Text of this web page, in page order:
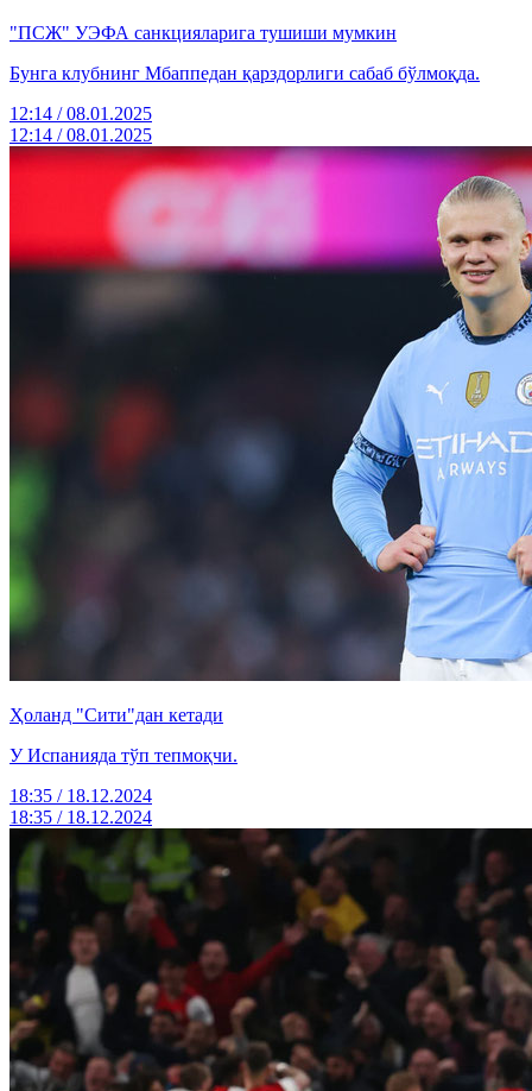
"ПСЖ" УЭФА санкцияларига тушиши мумкин
Бунга клубнинг Мбаппедан қарздорлиги сабаб бўлмоқда.
12:14 / 08.01.2025
12:14 / 08.01.2025
Ҳоланд "Сити"дан кетади
У Испанияда тўп тепмоқчи.
18:35 / 18.12.2024
18:35 / 18.12.2024